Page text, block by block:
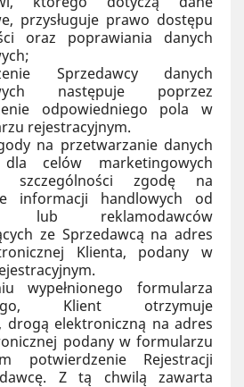
przysługuje prawo dostępu
oraz poprawiania danych
Sprzedawcy danych
następuje poprzez
odpowiedniego pola w
rejestracyjnym.
na przetwarzanie danych
dla celów marketingowych
szczególności zgodę na
informacji handlowych od
lub reklamodawców
ze Sprzedawcą na adres
Klienta, podany w
wypełnionego formularza
Klient otrzymuje
drogą elektroniczną na adres
podany w formularzu
potwierdzenie Rejestracji
Z tą chwilą zawarta